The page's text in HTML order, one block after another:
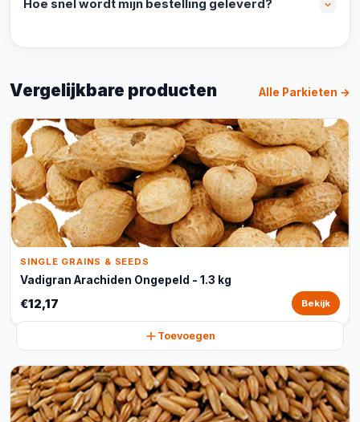
Hoe snel wordt mijn bestelling geleverd?
Vergelijkbare producten Alle Parkieten →
SINGLE GRAINS & SEEDS
Vadigran Arachiden Ongepeld - 1.3 kg
€12,17 Bekijk
Toevoegen